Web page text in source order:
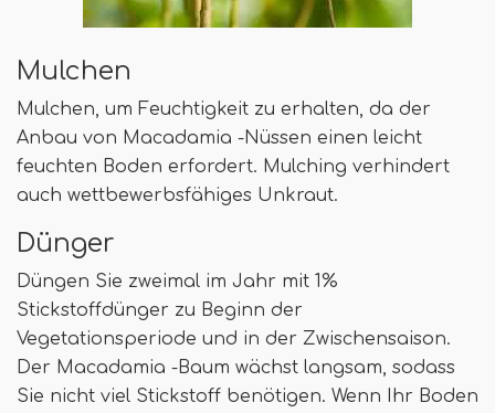
Mulchen
Mulchen, um Feuchtigkeit zu erhalten, da der
Anbau von Macadamia -Nüssen einen leicht
feuchten Boden erfordert. Mulching verhindert
auch wettbewerbsfähiges Unkraut.
Dünger
Düngen Sie zweimal im Jahr mit 1%
Stickstoffdünger zu Beginn der
Vegetationsperiode und in der Zwischensaison.
Der Macadamia -Baum wächst langsam, sodass
Sie nicht viel Stickstoff benötigen. Wenn Ihr Boden